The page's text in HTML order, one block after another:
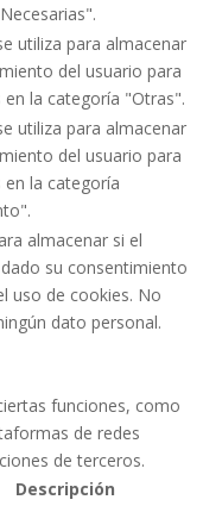
utiliza para almacenar
del usuario para
en la categoría "Otras".
utiliza para almacenar
del usuario para
en la categoría
almacenar si el
su consentimiento
uso de cookies. No
dato personal.
funciones, como
de redes
de terceros.
Descripción